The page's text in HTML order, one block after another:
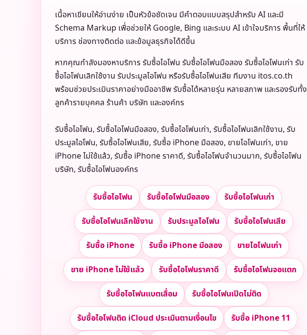
เนื้อหาเขียนให้อ่านง่าย เป็นหัวข้อชัดเจน มีคำตอบแบบสรุปสำหรับ AI และมี
Schema Markup เพื่อช่วยให้ Google, Bing และระบบ AI เข้าใจบริการ พื้นที่ให้
บริการ ช่องทางติดต่อ และข้อมูลธุรกิจได้ดีขึ้น
หากคุณกำลังมองหาบริการ รับซื้อไอโฟน รับซื้อไอโฟนมือสอง รับซื้อไอโฟนเก่า รับ
ซื้อไอโฟนเลิกใช้งาน รับประมูลไอโฟน หรือรับซื้อไอโฟนเสีย ทีมงาน itos.co.th
พร้อมช่วยประเมินราคาอย่างมืออาชีพ รับซื้อได้หลายรุ่น หลายสภาพ และรองรับทั้ง
ลูกค้ารายบุคคล ร้านค้า บริษัท และองค์กร
รับซื้อไอโฟน, รับซื้อไอโฟนมือสอง, รับซื้อไอโฟนเก่า, รับซื้อไอโฟนเลิกใช้งาน, รับ
ประมูลไอโฟน, รับซื้อไอโฟนเสีย, รับซื้อ iPhone มือสอง, ขายไอโฟนเก่า, ขาย
iPhone ไม่ใช้แล้ว, รับซื้อ iPhone ราคาดี, รับซื้อไอโฟนจำนวนมาก, รับซื้อไอโฟน
บริษัท, รับซื้อไอโฟนองค์กร
รับซื้อไอโฟน รับซื้อไอโฟนมือสอง รับซื้อไอโฟนเก่า
รับซื้อไอโฟนเลิกใช้งาน รับประมูลไอโฟน รับซื้อไอโฟนเสีย
รับซื้อ iPhone รับซื้อ iPhone มือสอง ขายไอโฟนเก่า
ขาย iPhone ไม่ใช้แล้ว รับซื้อไอโฟนราคาดี รับซื้อไอโฟนจอแตก
รับซื้อไอโฟนแบตเสื่อม รับซื้อไอโฟนเปิดไม่ติด
รับซื้อไอโฟนติด iCloud ประเมินตามเงื่อนไข รับซื้อ iPhone 11